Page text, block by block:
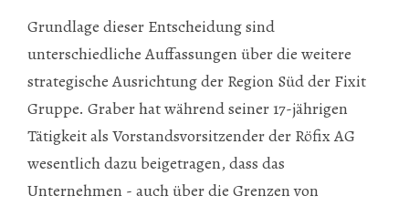
Grundlage dieser Entscheidung sind
unterschiedliche Auffassungen über die weitere
strategische Ausrichtung der Region Süd der Fixit
Gruppe. Graber hat während seiner 17-jährigen
Tätigkeit als Vorstandsvorsitzender der Röfix AG
wesentlich dazu beigetragen, dass das
Unternehmen - auch über die Grenzen von